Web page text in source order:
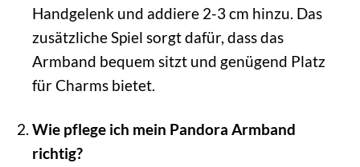
Handgelenk und addiere 2-3 cm hinzu. Das
zusätzliche Spiel sorgt dafür, dass das
Armband bequem sitzt und genügend Platz
für Charms bietet.
Wie pflege ich mein Pandora Armband
richtig?